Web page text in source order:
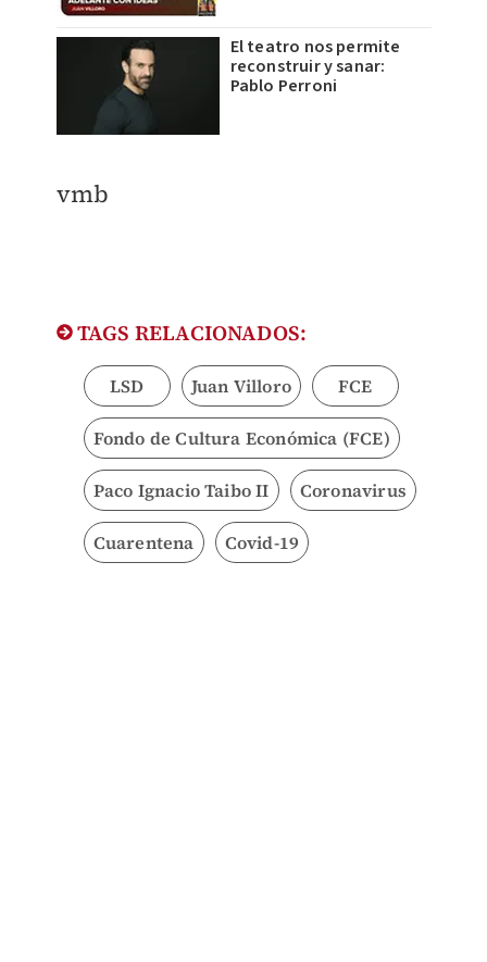
El teatro nos permite
reconstruir y sanar:
Pablo Perroni
​vmb
TAGS RELACIONADOS:
LSD Juan Villoro FCE
Fondo de Cultura Económica (FCE)
Paco Ignacio Taibo II Coronavirus
Cuarentena Covid-19